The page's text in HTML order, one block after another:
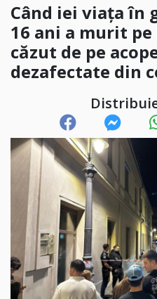
Când iei viața în
16 ani a murit pe
căzut de pe
dezafectate din